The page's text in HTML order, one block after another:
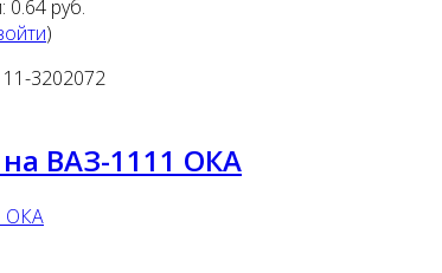
0.64 руб.
)
3202072
ВАЗ-1111 ОКА